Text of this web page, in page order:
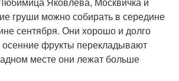
груши можно собирать в середине
сентября. Они хорошо и долго
фрукты перекладывают
месте они лежат больше